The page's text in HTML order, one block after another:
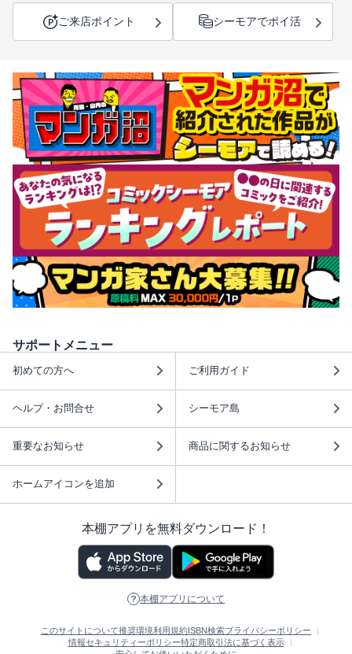
ご来店ポイント シーモアでポイ活
サポートメニュー
初めての方へ ご利用ガイド
ヘルプ・お問合せ シーモア島
重要なお知らせ 商品に関するお知らせ
ホームアイコンを追加
本棚アプリを無料ダウンロード！
本棚アプリについて
このサイトについて推奨環境利用規約ISBN検索プライバシーポリシー
情報セキュリティーポリシー特定商取引法に基づく表示